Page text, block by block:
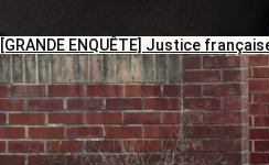
[GRANDE ENQUÊTE] Justice